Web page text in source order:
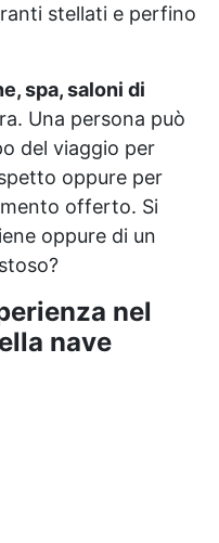
stellati e perfino
spa, saloni di
Una persona può
del viaggio per
oppure per
offerto. Si
oppure di un
nel
nave